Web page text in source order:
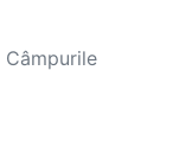
Câmpurile